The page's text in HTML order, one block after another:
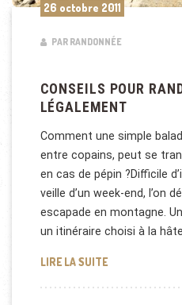
26 octobre 2011
PAR RANDONNÉE
CONSEILS POUR
LÉGALEMENT
Comment une simple
entre copains, peut se
en cas de pépin ?Difficile
veille d’un week-end, l’on
escapade en montagne.
un itinéraire choisi à la
LIRE LA SUITECONSEILS